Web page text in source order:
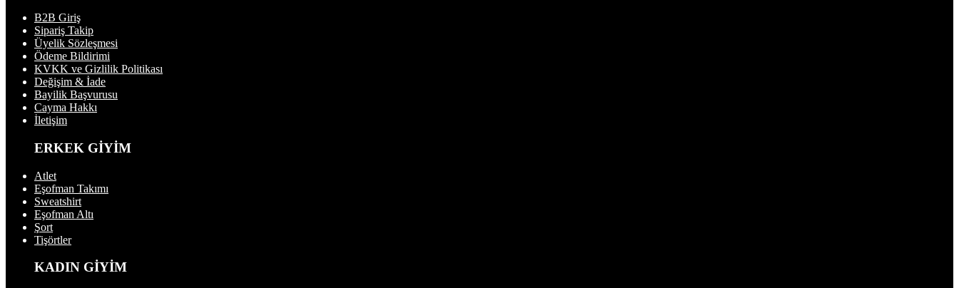
B2B Giriş
Sipariş Takip
Üyelik Sözleşmesi
Ödeme Bildirimi
KVKK ve Gizlilik Politikası
Değişim & İade
Bayilik Başvurusu
Cayma Hakkı
İletişim
ERKEK GİYİM
Atlet
Eşofman Takımı
Sweatshirt
Eşofman Altı
Şort
Tişörtler
KADIN GİYİM